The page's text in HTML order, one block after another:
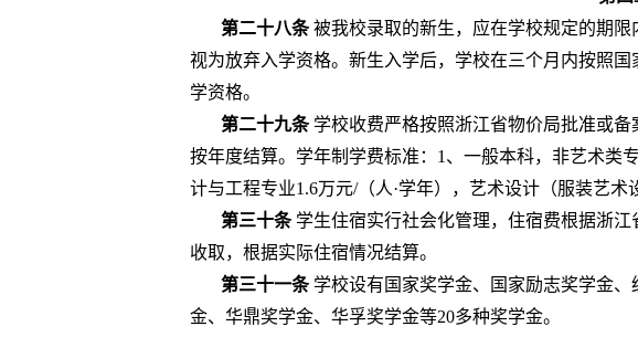
第二十八条 被我校录取的新生，应在学校规定的期
视为放弃入学资格。新生入学后，学校在三个月内按照
学资格。
第二十九条 学校收费严格按照浙江省物价局批准或
按年度结算。学年制学费标准： 1 、一般本科，非艺术类
计与工程专业1.6万元/（人·学年） ，艺术设计（服装艺术
第三十条 学生住宿实行社会化管理，住宿费根据浙
收取，根据实际住宿情况结算。
第三十一条 学校设有国家奖学金、国家励志奖学金
金、华鼎奖学金、华孚奖学金等20多种奖学金。